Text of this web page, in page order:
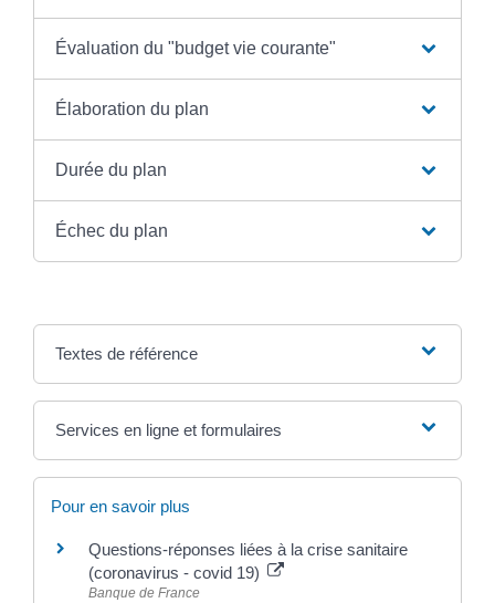
Évaluation du "budget vie courante"
Élaboration du plan
Durée du plan
Échec du plan
Textes de référence
Services en ligne et formulaires
Pour en savoir plus
Questions-réponses liées à la crise sanitaire
(coronavirus - covid 19)
Banque de France